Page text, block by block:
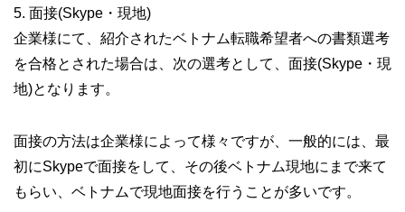
5. 面接(Skype・現地)
企業様にて、紹介されたベトナム転職希望者への書類選考
を合格とされた場合は、次の選考として、面接(Skype・現
地)となります。
面接の方法は企業様によって様々ですが、一般的には、最
初にSkypeで面接をして、その後ベトナム現地にまで来て
もらい、ベトナムで現地面接を行うことが多いです。